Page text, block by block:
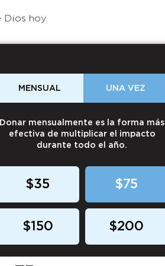
Dios hoy.
MENSUAL UNA VEZ
Donar mensualmente es la forma más
efectiva de multiplicar el impacto
durante todo el año.
$35 $75
$150 $200